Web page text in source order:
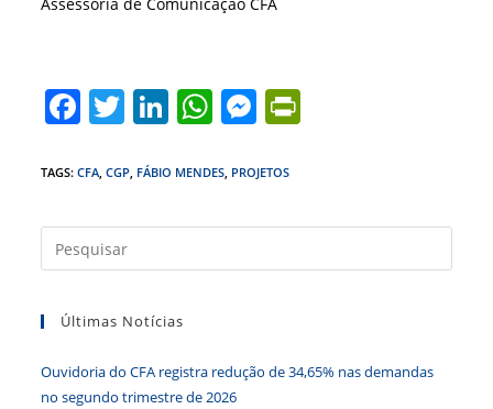
F
c
b
o
o
T
itt
Li
k
n
W
at
p
M
ss
g n
TAGS:CFA, CGP, FÁBIO MENDES, PROJETOS
a
Últimas Notícias
Ouvidoria do CFA registra redução de 34,65% nas demandas
no segundo trimestre de 2026